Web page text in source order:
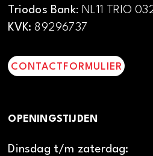
Triodos Bank: NL11 TRIO
KVK: 89296737
CONTACTFORMULIER
OPENINGSTIJDEN
Dinsdag t/m zaterdag: